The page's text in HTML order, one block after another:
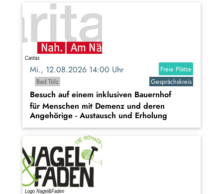
Mi., 12.08.2026 14:00 Uhr
Freie Plätze
Bad Tölz
Gesprächskreis
Besuch auf einem inklusiven Bauernhof
für Menschen mit Demenz und deren
Angehörige - Austausch und Erholung